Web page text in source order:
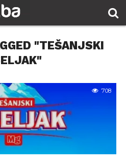
"TEŠANJSKI
708